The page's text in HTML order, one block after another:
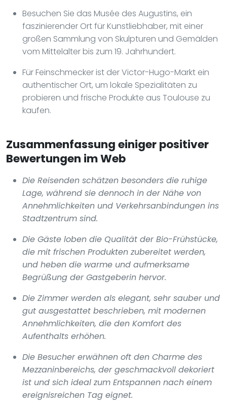
Besuchen Sie das Musée des Augustins, ein
faszinierender Ort für Kunstliebhaber, mit einer
großen Sammlung von Skulpturen und Gemälden
vom Mittelalter bis zum 19. Jahrhundert.
Für Feinschmecker ist der Victor-Hugo-Markt ein
authentischer Ort, um lokale Spezialitäten zu
probieren und frische Produkte aus Toulouse zu
kaufen.
Zusammenfassung einiger positiver
Bewertungen im Web
Die Reisenden schätzen besonders die ruhige
Lage, während sie dennoch in der Nähe von
Annehmlichkeiten und Verkehrsanbindungen ins
Stadtzentrum sind.
Die Gäste loben die Qualität der Bio-Frühstücke,
die mit frischen Produkten zubereitet werden,
und heben die warme und aufmerksame
Begrüßung der Gastgeberin hervor.
Die Zimmer werden als elegant, sehr sauber und
gut ausgestattet beschrieben, mit modernen
Annehmlichkeiten, die den Komfort des
Aufenthalts erhöhen.
Die Besucher erwähnen oft den Charme des
Mezzaninbereichs, der geschmackvoll dekoriert
ist und sich ideal zum Entspannen nach einem
ereignisreichen Tag eignet.